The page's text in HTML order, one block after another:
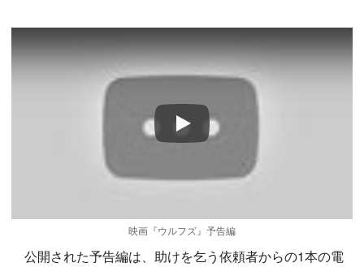
Play
映画『ウルフズ』予告編
公開された予告編は、助けを乞う依頼者からの1本の電